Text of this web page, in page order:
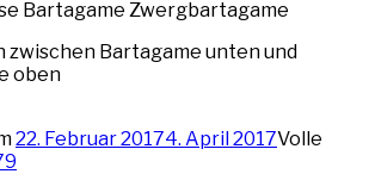
Bartagame unten und
oben
22. Februar 20174. April 2017Volle